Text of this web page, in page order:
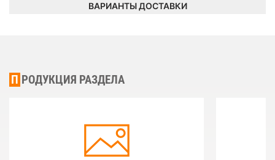
ВАРИАНТЫ ДОСТАВКИ
ПРОДУКЦИЯ РАЗДЕЛА